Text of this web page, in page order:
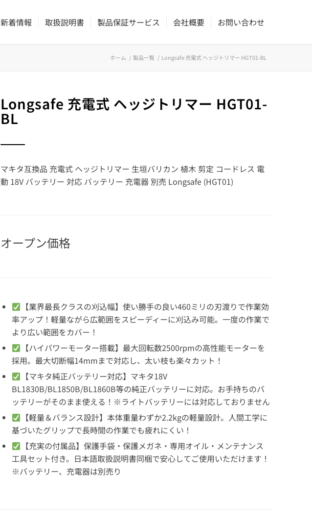
新着情報 取扱説明書 製品保証サービス 会社概要 お問い合わせ
ホーム / 製品一覧 / Longsafe 充電式 ヘッジトリマー HGT01-BL
Longsafe 充電式 ヘッジトリマー HGT01-
BL
マキタ互換品 充電式 ヘッジトリマー 生垣バリカン 植木 剪定 コードレス 電
動 18V バッテリー 対応 バッテリー 充電器 別売 Longsafe (HGT01)
オープン価格
【業界最長クラスの刈込幅】使い勝手の良い460ミリの刃渡りで作業効
率アップ！軽量ながら広範囲をスピーディーに刈込み可能。一度の作業で
より広い範囲をカバー！
【ハイパワーモーター搭載】最大回転数2500rpmの高性能モーターを
採用。最大切断幅14mmまで対応し、太い枝も楽々カット！
【マキタ純正バッテリー対応】マキタ18V
BL1830B/BL1850B/BL1860B等の純正バッテリーに対応。お手持ちのバ
ッテリーがそのまま使える！※ライトバッテリーには対応しておりません
【軽量＆バランス設計】本体重量わずか2.2kgの軽量設計。人間工学に
基づいたグリップで長時間の作業でも疲れにくい！
【充実の付属品】保護手袋・保護メガネ・専用オイル・メンテナンス
工具セット付き。日本語取扱説明書同梱で安心してご使用いただけます！
※バッテリー、充電器は別売り